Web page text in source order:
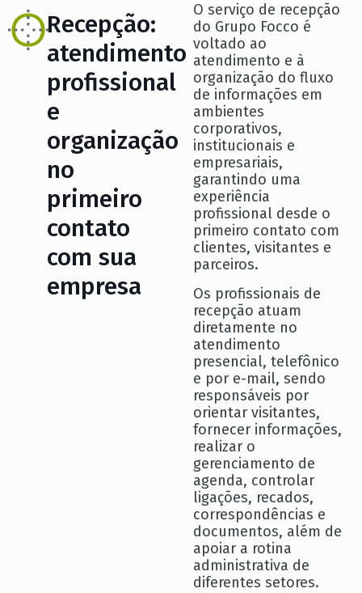
Recepção:
atendimento
profissional
e
organização
no
primeiro
contato
com sua
empresa
O serviço de recepção
do Grupo Focco é
voltado ao
atendimento e à
organização do fluxo
de informações em
ambientes
corporativos,
institucionais e
empresariais,
garantindo uma
experiência
profissional desde o
primeiro contato com
clientes, visitantes e
parceiros.
Os profissionais de
recepção atuam
diretamente no
atendimento
presencial, telefônico
e por e-mail, sendo
responsáveis por
orientar visitantes,
fornecer informações,
realizar o
gerenciamento de
agenda, controlar
ligações, recados,
correspondências e
documentos, além de
apoiar a rotina
administrativa de
diferentes setores.